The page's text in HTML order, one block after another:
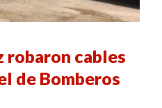
robaron cables
de Bomberos